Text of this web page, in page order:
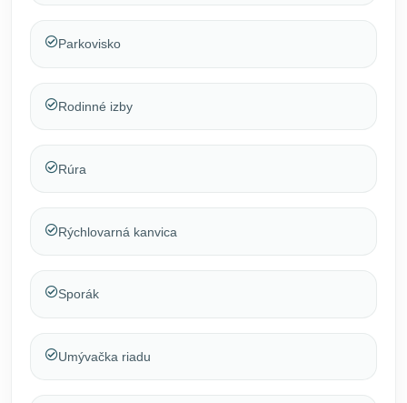
Parkovisko
Rodinné izby
Rúra
Rýchlovarná kanvica
Sporák
Umývačka riadu